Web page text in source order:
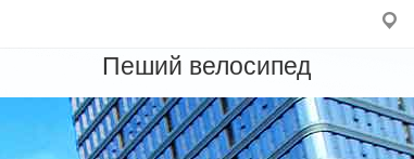
Пеший велосипед